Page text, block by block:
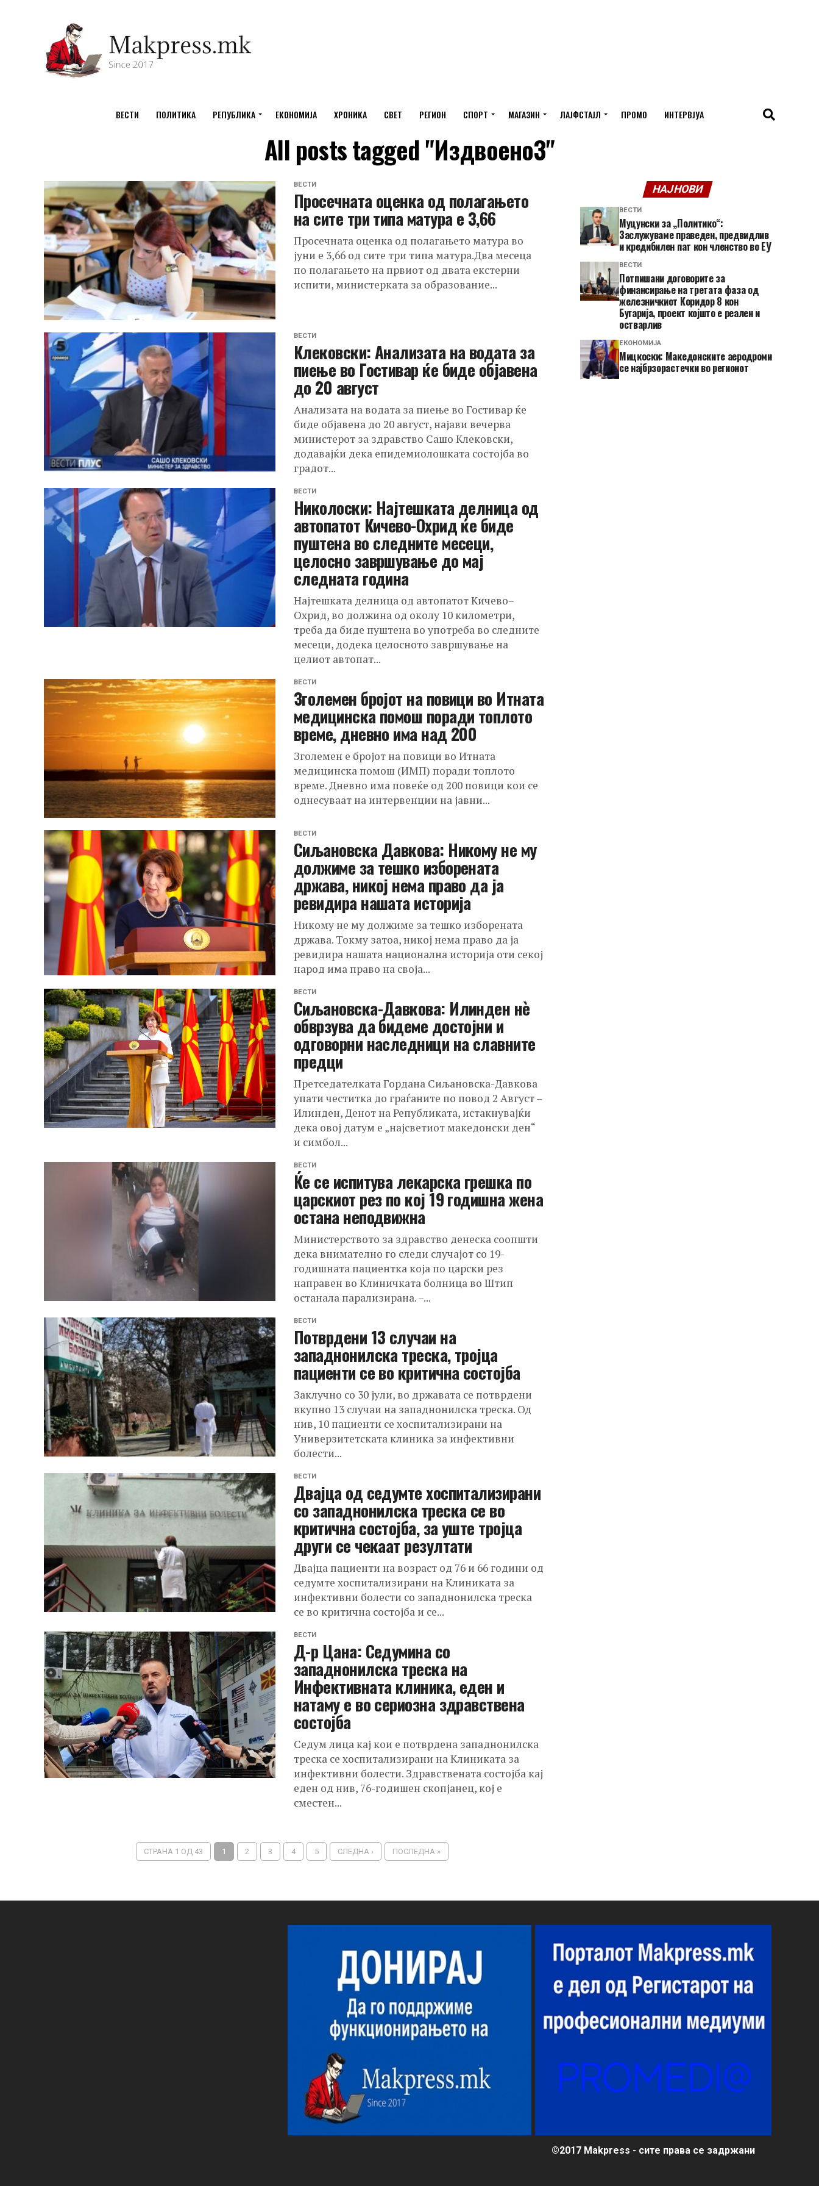
ВЕСТИ ПОЛИТИКА РЕПУБЛИКА ЕКОНОМИЈА ХРОНИКА СВЕТ РЕГИОН СПОРТ МАГАЗИН ЛАЈФСТАЈЛ ПРОМО ИНТЕРВЈУА
All posts tagged "Издвоено3"
ВЕСТИ
Просечната оценка од полагањето
на сите три типа матура е 3,66
Просечната оценка од полагањето матура во
јуни е 3,66 од сите три типа матура.Два месеца
по полагањето на првиот од двата екстерни
испити, министерката за образование...
ВЕСТИ
Клековски: Анализата на водата за
пиење во Гостивар ќе биде објавена
до 20 август
Анализата на водата за пиење во Гостивар ќе
биде објавена до 20 август, најави вечерва
министерот за здравство Сашо Клековски,
додавајќи дека епидемиолошката состојба во
градот...
ВЕСТИ
Николоски: Најтешката делница од
автопатот Кичево-Охрид ќе биде
пуштена во следните месеци,
целосно завршување до мај
следната година
Најтешката делница од автопатот Кичево–
Охрид, во должина од околу 10 километри,
треба да биде пуштена во употреба во следните
месеци, додека целосното завршување на
целиот автопат...
ВЕСТИ
Зголемен бројот на повици во Итната
медицинска помош поради топлото
време, дневно има над 200
Зголемен е бројот на повици во Итната
медицинска помош (ИМП) поради топлото
време. Дневно има повеќе од 200 повици кои се
однесуваат на интервенции на јавни...
ВЕСТИ
Сиљановска Давкова: Никому не му
должиме за тешко изборената
држава, никој нема право да ја
ревидира нашата историја
Никому не му должиме за тешко изборената
држава. Токму затоа, никој нема право да ја
ревидира нашата национална историја оти секој
народ има право на своја...
ВЕСТИ
Сиљановска-Давкова: Илинден нè
обврзува да бидеме достојни и
одговорни наследници на славните
предци
Претседателката Гордана Сиљановска-Давкова
упати честитка до граѓаните по повод 2 Август –
Илинден, Денот на Републиката, истакнувајќи
дека овој датум е „најсветиот македонски ден“
и симбол...
ВЕСТИ
Ќе се испитува лекарска грешка по
царскиот рез по кој 19 годишна жена
остана неподвижна
Министерството за здравство денеска соопшти
дека внимателно го следи случајот со 19-
годишната пациентка која по царски рез
направен во Клиничката болница во Штип
останала парализирана. –...
ВЕСТИ
Потврдени 13 случаи на
западнонилска треска, тројца
пациенти се во критична состојба
Заклучно со 30 јули, во државата се потврдени
вкупно 13 случаи на западнонилска треска. Од
нив, 10 пациенти се хоспитализирани на
Универзитетската клиника за инфективни
болести...
ВЕСТИ
Двајца од седумте хоспитализирани
со западнонилска треска се во
критична состојба, за уште тројца
други се чекаат резултати
Двајца пациенти на возраст од 76 и 66 години од
седумте хоспитализирани на Клиниката за
инфективни болести со западнонилска треска
се во критична состојба и се...
ВЕСТИ
Д-р Цана: Седумина со
западнонилска треска на
Инфективната клиника, еден и
натаму е во сериозна здравствена
состојба
Седум лица кај кои е потврдена западнонилска
треска се хоспитализирани на Клиниката за
инфективни болести. Здравствената состојба кај
еден од нив, 76-годишен скопјанец, кој е
сместен...
СТРАНА 1 ОД 43 1 2 3 4 5 СЛЕДНА › ПОСЛЕДНА »
НАЈНОВИ
ВЕСТИ
Муцунски за „Политико“:
Заслужуваме праведен, предвидлив
и кредибилен пат кон членство во ЕУ
ВЕСТИ
Потпишани договорите за
финансирање на третата фаза од
железничкиот Коридор 8 кон
Бугарија, проект којшто е реален и
остварлив
ЕКОНОМИЈА
Мицкоски: Македонските аеродроми
се најбрзорастечки во регионот
©2017 Makpress - сите права се задржани